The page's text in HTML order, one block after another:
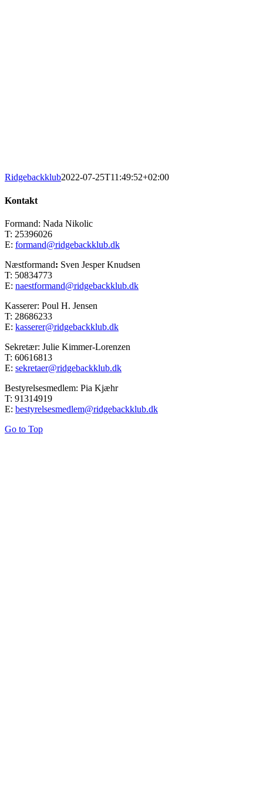
Ridgebackklub2022-07-25T11:49:52+02:00
Kontakt
Formand: Nada Nikolic
T: 25396026
E: formand@ridgebackklub.dk
Næstformand: Sven Jesper Knudsen
T: 50834773
E: naestformand@ridgebackklub.dk
Kasserer: Poul H. Jensen
T: 28686233
E: kasserer@ridgebackklub.dk
Sekretær: Julie Kimmer-Lorenzen
T: 60616813
E: sekretaer@ridgebackklub.dk
Bestyrelsesmedlem: Pia Kjæhr
T: 91314919
E: bestyrelsesmedlem@ridgebackklub.dk
Go to Top